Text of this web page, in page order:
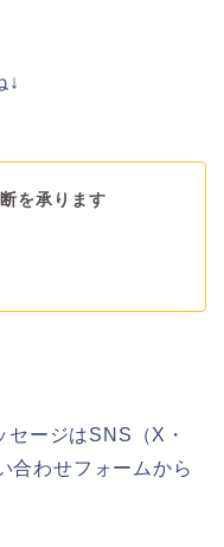
↓
を承ります
ージはSNS（X・
合わせフォームから